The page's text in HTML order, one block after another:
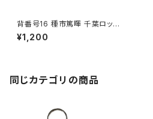
背番号16 種市篤暉 千葉ロッテ
マリーンズ 選手ホテルキーホル
ダー
¥1,200
同じカテゴリの商品